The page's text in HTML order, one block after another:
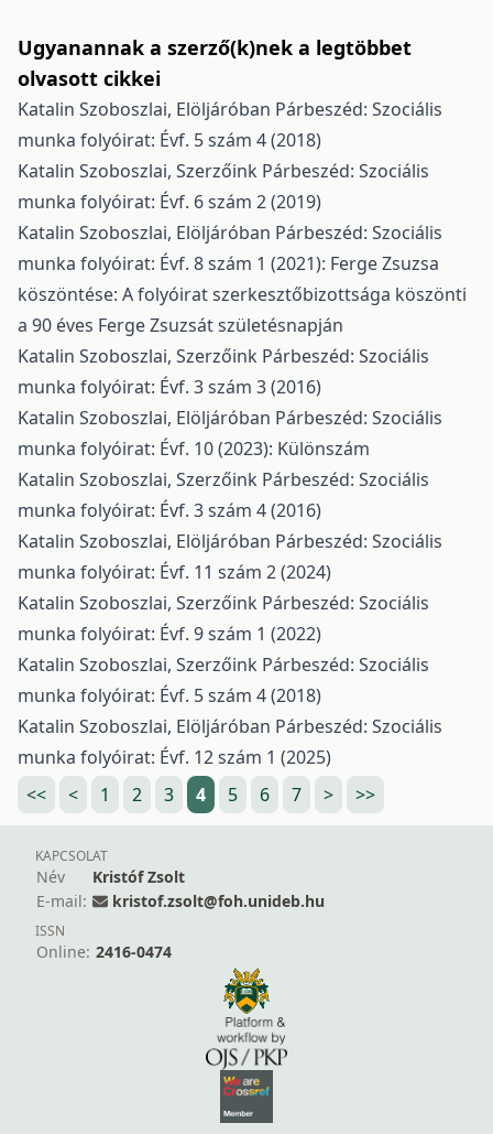
Ugyanannak a szerző(k)nek a legtöbbet
olvasott cikkei
Katalin Szoboszlai, Elöljáróban Párbeszéd: Szociális
munka folyóirat: Évf. 5 szám 4 (2018)
Katalin Szoboszlai, Szerzőink Párbeszéd: Szociális
munka folyóirat: Évf. 6 szám 2 (2019)
Katalin Szoboszlai, Elöljáróban Párbeszéd: Szociális
munka folyóirat: Évf. 8 szám 1 (2021): Ferge Zsuzsa
köszöntése: A folyóirat szerkesztőbizottsága köszönti
a 90 éves Ferge Zsuzsát születésnapján
Katalin Szoboszlai, Szerzőink Párbeszéd: Szociális
munka folyóirat: Évf. 3 szám 3 (2016)
Katalin Szoboszlai, Elöljáróban Párbeszéd: Szociális
munka folyóirat: Évf. 10 (2023): Különszám
Katalin Szoboszlai, Szerzőink Párbeszéd: Szociális
munka folyóirat: Évf. 3 szám 4 (2016)
Katalin Szoboszlai, Elöljáróban Párbeszéd: Szociális
munka folyóirat: Évf. 11 szám 2 (2024)
Katalin Szoboszlai, Szerzőink Párbeszéd: Szociális
munka folyóirat: Évf. 9 szám 1 (2022)
Katalin Szoboszlai, Szerzőink Párbeszéd: Szociális
munka folyóirat: Évf. 5 szám 4 (2018)
Katalin Szoboszlai, Elöljáróban Párbeszéd: Szociális
munka folyóirat: Évf. 12 szám 1 (2025)
<<
< 1 2 3 4 5 6 7 > >>
KAPCSOLAT
Név
Kristóf Zsolt
E-mail:
kristof.zsolt@foh.unideb.hu
ISSN
Online: 2416-0474